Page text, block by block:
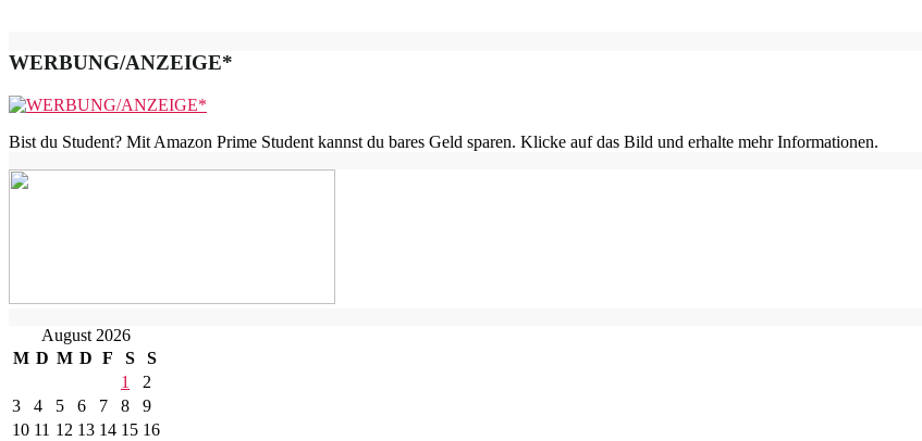
WERBUNG/ANZEIGE*
Bist du Student? Mit Amazon Prime Student kannst du bares Geld sparen. Klicke auf das Bild und erhalte mehr Informationen.
August 2026
M D M D F S
S
1
2
3
4 5 6 7 8
9
10 11 12 13 14 15 16